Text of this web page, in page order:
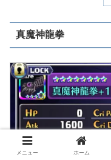
真魔神龍拳
メニュー ホーム